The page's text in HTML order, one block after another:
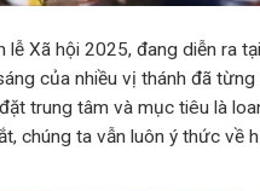
Xã hội 2025, đang diễn ra
của nhiều vị thánh đã
trung tâm và mục tiêu là
chúng ta vẫn luôn ý thức về